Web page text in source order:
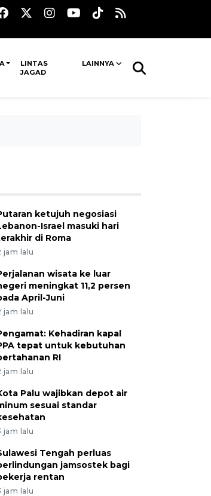
LINTAS
JAGAD
LAINNYA
ketujuh negosiasi
Israel masuki hari
di Roma
jam lalu
wisata ke luar
meningkat 11,2 persen
April-Juni
jam lalu
Kehadiran kapal
tepat untuk kebutuhan
RI
jam lalu
Palu wajibkan depot air
sesuai standar
jam lalu
Tengah perluas
jamsostek bagi
rentan
jam lalu